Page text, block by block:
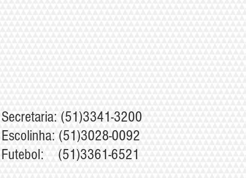
Secretaria: (51)3341-3200
Escolinha: (51)3028-0092
Futebol: (51)3361-6521